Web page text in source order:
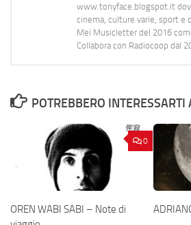
www.tonyface.blogspot.it
cinema, culture varie, sport e
Mei Musicletter del 2016
Collabora con Radiocoop dal
POTREBBERO INTERESSARTI
0
OREN WABI SABI – Note di